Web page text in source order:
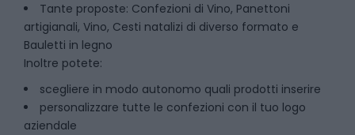
Tante proposte: Confezioni di Vino, Panettoni
artigianali, Vino, Cesti natalizi di diverso formato e
Bauletti in legno
Inoltre potete:
scegliere in modo autonomo quali prodotti inserire
personalizzare tutte le confezioni con il tuo logo
aziendale